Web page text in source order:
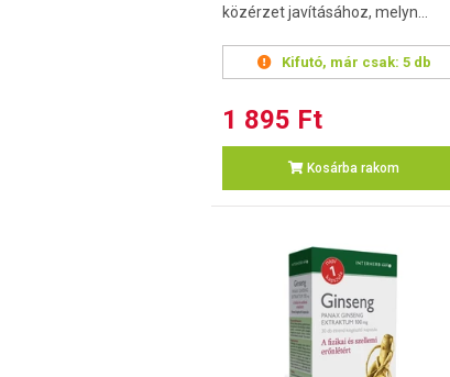
közérzet javításához, melyn...
Kifutó, már csak: 5 db
1 895 Ft
Kosárba rakom